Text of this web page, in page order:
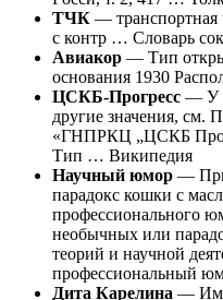
ТЧК — транспортная
с контр … Словарь
Авиакор — Тип
основания 1930
ЦСКБ-Прогресс — У
другие значения, см.
«ГНПРКЦ „ЦСКБ
Тип … Википедия
Научный юмор —
парадокс кошки с
профессионального
необычных или
теорий и научной
профессиональный
Дита Карелина —